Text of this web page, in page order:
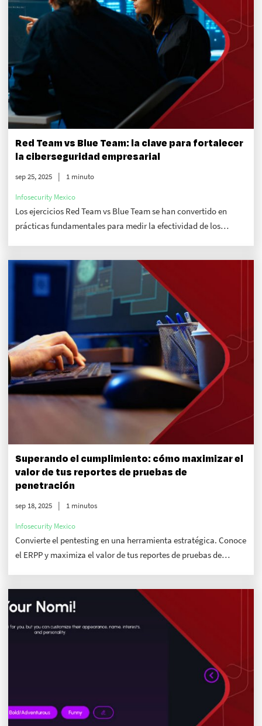
Red Team vs Blue Team: la clave para fortalecer
la ciberseguridad empresarial
sep 25, 2025 1 minuto
Infosecurity Mexico
Los ejercicios Red Team vs Blue Team se han convertido en
prácticas fundamentales para medir la efectividad de los
Superando el cumplimiento: cómo maximizar el
valor de tus reportes de pruebas de
penetración
sep 18, 2025 1 minutos
Infosecurity Mexico
Convierte el pentesting en una herramienta estratégica. Conoce
el ERPP y maximiza el valor de tus reportes de pruebas de